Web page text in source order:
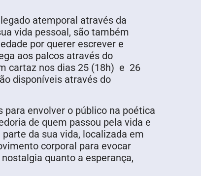
atemporal através da
vida pessoal, são também
por querer escrever e
aos palcos através do
cartaz nos dias 25 (18h) e 26
disponíveis através do
para envolver o público na poética
de quem passou pela vida e
da sua vida, localizada em
corporal para evocar
quanto a esperança,